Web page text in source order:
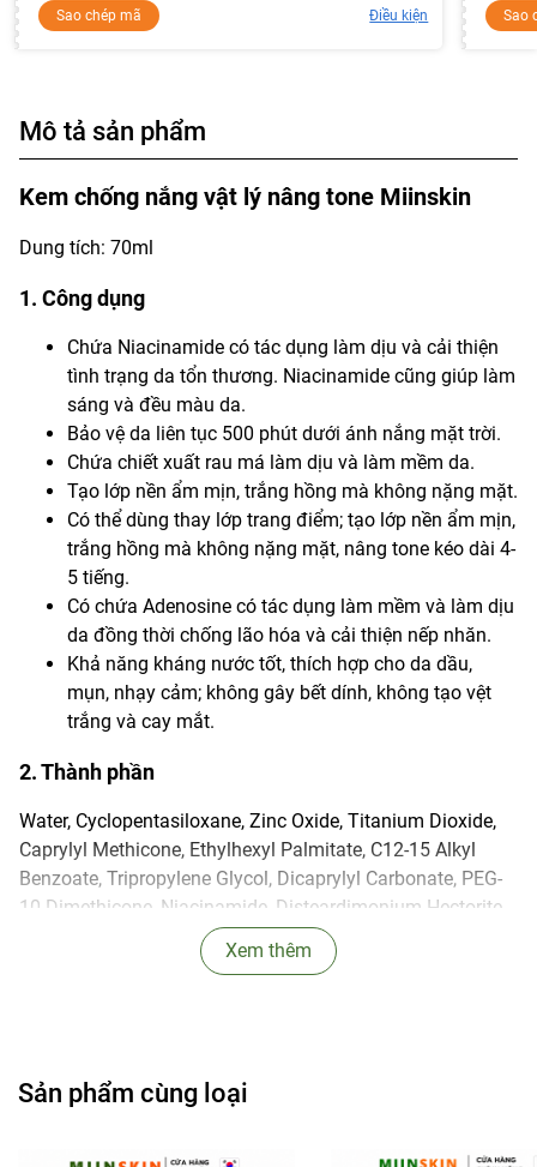
Sao chép mã Điều kiện Sao
Mô tả sản phẩm
Kem chống nắng vật lý nâng tone Miinskin
Dung tích: 70ml
1. Công dụng
Chứa Niacinamide có tác dụng làm dịu và cải thiện
tình trạng da tổn thương. Niacinamide cũng giúp làm
sáng và đều màu da.
Bảo vệ da liên tục 500 phút dưới ánh nắng mặt trời.
Chứa chiết xuất rau má làm dịu và làm mềm da.
Tạo lớp nền ẩm mịn, trắng hồng mà không nặng mặt.
Có thể dùng thay lớp trang điểm; tạo lớp nền ẩm mịn,
trắng hồng mà không nặng mặt, nâng tone kéo dài 4-
5 tiếng.
Có chứa Adenosine có tác dụng làm mềm và làm dịu
da đồng thời chống lão hóa và cải thiện nếp nhăn.
Khả năng kháng nước tốt, thích hợp cho da dầu,
mụn, nhạy cảm; không gây bết dính, không tạo vệt
trắng và cay mắt.
2. Thành phần
Water, Cyclopentasiloxane, Zinc Oxide, Titanium Dioxide,
Caprylyl Methicone, Ethylhexyl Palmitate, C12-15 Alkyl
Benzoate, Tripropylene Glycol, Dicaprylyl Carbonate, PEG-
10 Dimethicone, Niacinamide, Disteardimonium Hectorite,
Magnesium Sulfate, Sorbitan Sesquioleate, Aluminum
Hydroxide, Stearic Acid, Dipropylene Glycol,
Extract, Calendula Officinalis Flower Extract, Daucus
Carota Sativa (Carrot) Root Extract, Dipotassium
Xem thêm
Sản phẩm cùng loại